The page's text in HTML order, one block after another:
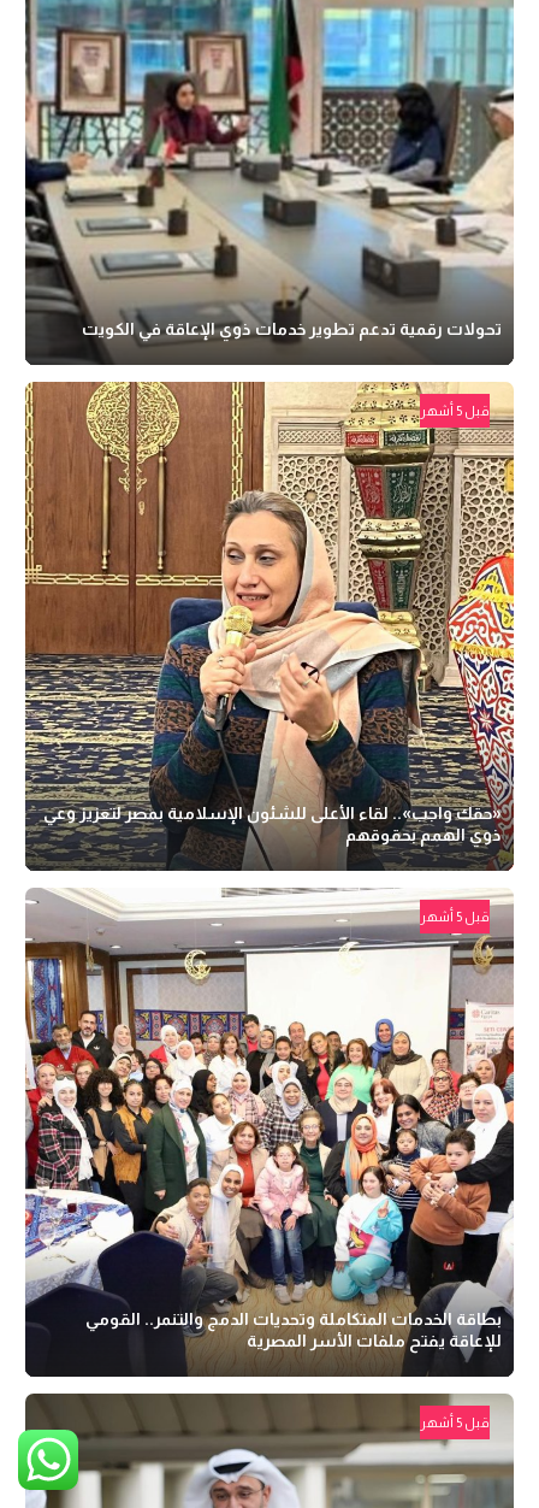
تحولات رقمية تدعم تطوير خدمات ذوي الإعاقة في الكويت
قبل 5 أشهر
«حقك واجب».. لقاء الأعلى للشئون الإسلامية بمصر لتعزيز وعي
ذوي الهمم بحقوقهم
قبل 5 أشهر
بطاقة الخدمات المتكاملة وتحديات الدمج والتنمر.. القومي
للإعاقة يفتح ملفات الأسر المصرية
قبل 5 أشهر